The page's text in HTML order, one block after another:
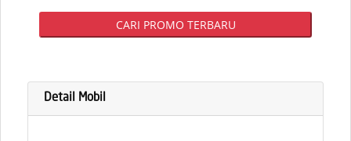
CARI PROMO TERBARU
Detail Mobil